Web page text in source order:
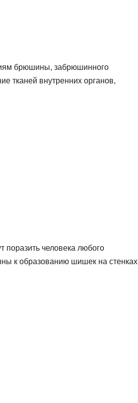
брюшины, забрюшинного
тканей внутренних органов,
человека любого
к образованию шишек на стенках